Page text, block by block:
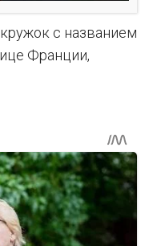
с названием
Франции,